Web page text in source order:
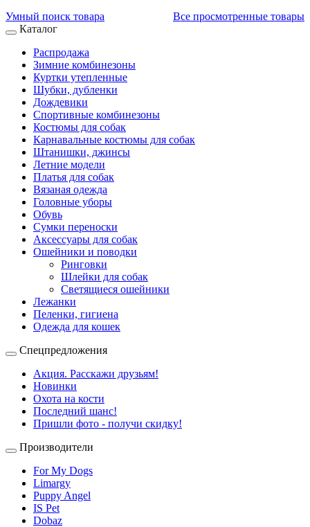
Все просмотренные товары
Умный поиск товара
Каталог
Распродажа
Зимние комбинезоны
Куртки утепленные
Шубки, дубленки
Дождевики
Спортивные комбинезоны
Костюмы для собак
Карнавальные костюмы для собак
Штанишки, джинсы
Летние модели
Платья для собак
Вязаная одежда
Головные уборы
Обувь
Сумки переноски
Аксессуары для собак
Ошейники и поводки
Ринговки
Шлейки для собак
Светящиеся ошейники
Лежанки
Пеленки, гигиена
Одежда для кошек
Спецпредложения
Акция. Расскажи друзьям!
Новинки
Охота на кости
Последний шанс!
Пришли фото - получи скидку!
Производители
For My Dogs
Limargy
Puppy Angel
IS Pet
Dobaz